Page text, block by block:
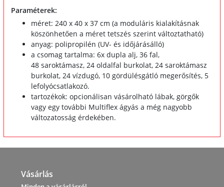
Paraméterek:
méret: 240 x 40 x 37 cm (a moduláris kialakításnak
köszönhetően a méret tetszés szerint változtatható)
anyag: polipropilén (UV- és időjárásálló)
a csomag tartalma: 6x dupla alj, 36 fal,
48 saroktámasz, 24 oldalfal burkolat, 24 saroktámasz
burkolat, 24 vízdugó, 10 gördülésgátló megerősítés, 5
lefolyócsatlakozó.
tartozékok: opcionálisan vásárolható lábak, görgők
vagy egy további Multiflex ágyás a még nagyobb
változatosság érdekében.
Vásárlás